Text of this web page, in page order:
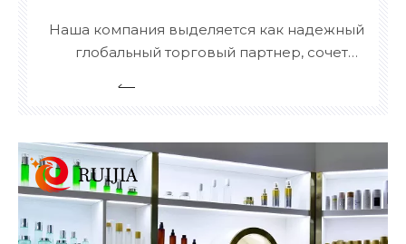
комплексный
Наша компания выделяется как надежный
глобальный торговый партнер, сочетая
стороны: Сертифицированное
совершенство – оснащено сертификатами
ISO, CE, SDS, SGS, FDA и другими
международными сертификатами,
гарантирующими соответствие